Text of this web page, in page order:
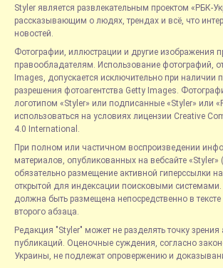
Styler является развлекательным проектом «РБК-
рассказывающим о людях, трендах и всё, что
новостей.
Фотографии, иллюстрации и другие изображения
правообладателям. Использование фотографий,
Images, допускается исключительно при наличии
разрешения фотоагентства Getty Images.
логотипом «Styler» или подписанные «Styler» или
использоваться на условиях лицензии Creative
4.0 International.
При полном или частичном воспроизведении
материалов, опубликованных на вебсайте «Styler»
обязательно размещение активной гиперссылки
открытой для индексации поисковыми системами.
должна быть размещена непосредственно в
второго абзаца.
Редакция "Styler" может не разделять точку зрения
публикаций. Оценочные суждения, согласно
Украины, не подлежат опровержению и